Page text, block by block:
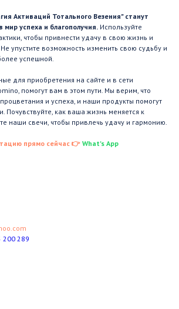
Активаций Тотального Везения" станут
успеха и благополучия. Используйте
чтобы привнести удачу в свою жизнь и
упустите возможность изменить свою судьбу и
успешной.
для приобретения на сайте и в сети
помогут вам в этом пути. Мы верим, что
и успеха, и наши продукты помогут
Почувствуйте, как ваша жизнь меняется к
наши свечи, чтобы привлечь удачу и гармонию.
прямо сейчас 👉 What's App
200 289